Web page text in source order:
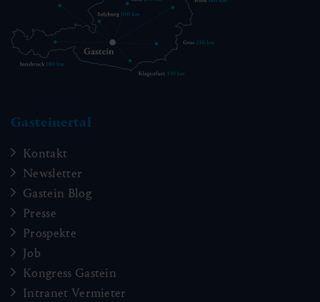
Gasteinertal
Kontakt
Newsletter
Gastein Blog
Presse
Prospekte
Job
Kongress Gastein
Intranet Vermieter